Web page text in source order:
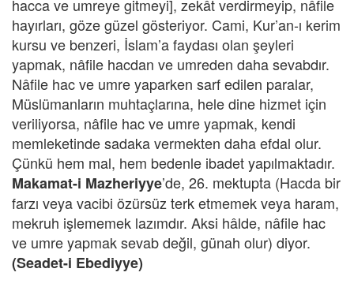
hacca ve umreye gitmeyi], zekât verdirmeyip, nâfile
hayırları, göze güzel gösteriyor. Cami, Kur’an-ı kerim
kursu ve benzeri, İslam’a faydası olan şeyleri
yapmak, nâfile hacdan ve umreden daha sevabdır.
Nâfile hac ve umre yaparken sarf edilen paralar,
Müslümanların muhtaçlarına, hele dine hizmet için
veriliyorsa, nâfile hac ve umre yapmak, kendi
memleketinde sadaka vermekten daha efdal olur.
Çünkü hem mal, hem bedenle ibadet yapılmaktadır.
Makamat-i Mazheriyye’de, 26. mektupta (Hacda bir
farzı veya vacibi özürsüz terk etmemek veya haram,
mekruh işlememek lazımdır. Aksi hâlde, nâfile hac
ve umre yapmak sevab değil, günah olur) diyor.
(Seadet-i Ebediyye)